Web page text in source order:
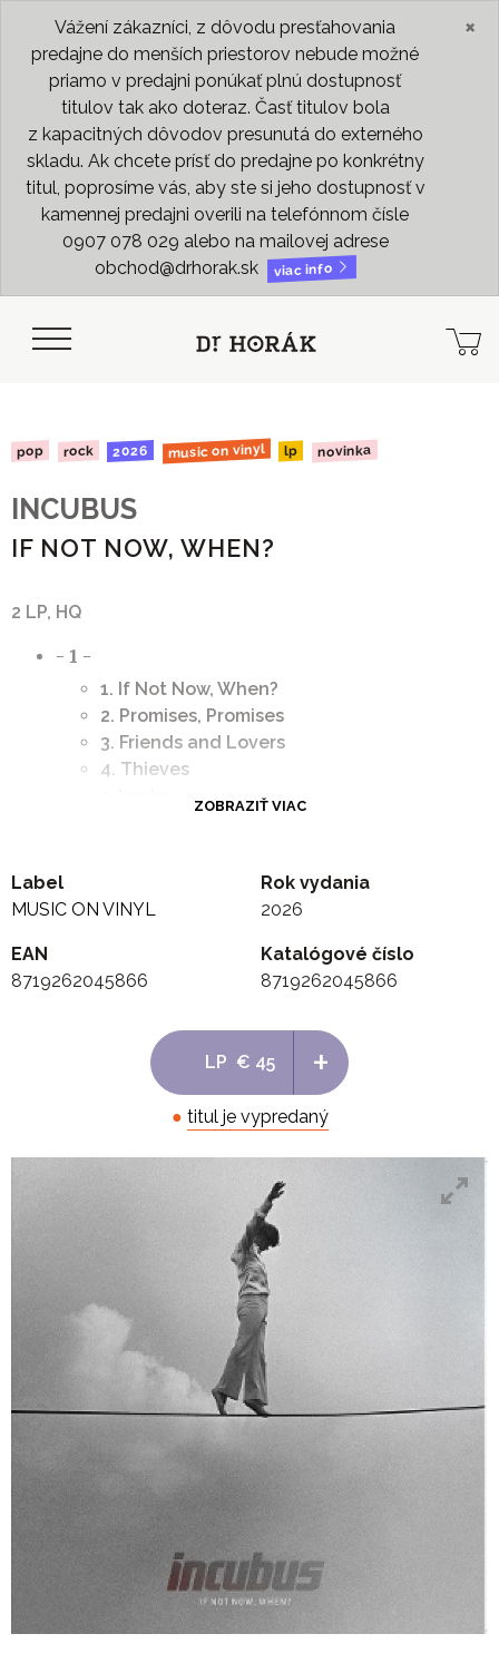
Vážení zákazníci, z dôvodu presťahovania
predajne do menších priestorov nebude možné
priamo v predajni ponúkať plnú dostupnosť
titulov tak ako doteraz. Časť titulov bola
z kapacitných dôvodov presunutá do externého
skladu. Ak chcete prísť do predajne po konkrétny
titul, poprosíme vás, aby ste si jeho dostupnosť v
kamennej predajni overili na telefónnom čísle
0907 078 029 alebo na mailovej adrese
obchod@drhorak.sk
viac info
×
pop rock 2026 music on vinyl lp novinka
INCUBUS
IF NOT NOW, WHEN?
2 LP, HQ
- 1 -
1. If Not Now, When?
2. Promises, Promises
3. Friends and Lovers
4. Thieves
2. In the Company of Wolves
5. Tomorrow's Food
ZOBRAZIŤ VIAC
Label
MUSIC ON VINYL
Rok vydania
2026
EAN
8719262045866
Katalógové číslo
8719262045866
LP € 45 +
● titul je vypredaný